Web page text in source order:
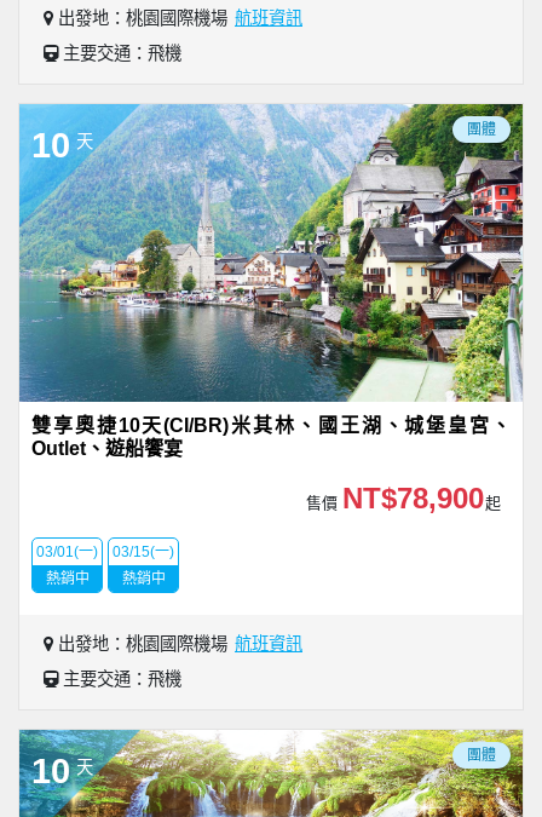
出發地：桃園國際機場 航班資訊
主要交通：飛機
10 天
團體
雙享奧捷10天(CI/BR)米其林、國王湖、城堡皇宮、
Outlet、遊船饗宴
售價 NT$78,900起
03/01(一)
熱銷中
03/15(一)
熱銷中
出發地：桃園國際機場 航班資訊
主要交通：飛機
10 天
團體